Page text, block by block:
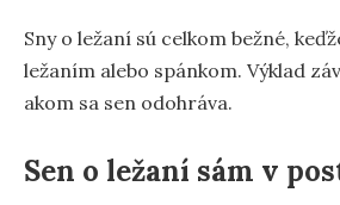
Sny o ležaní sú celkom bežné,
ležaním alebo spánkom. Výklad
akom sa sen odohráva.
Sen o ležaní sám v